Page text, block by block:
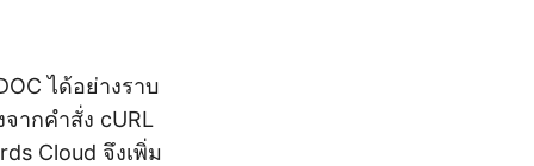
ได้อย่างราบ
ากคำสั่ง cURL
Cloud จึงเพิ่ม